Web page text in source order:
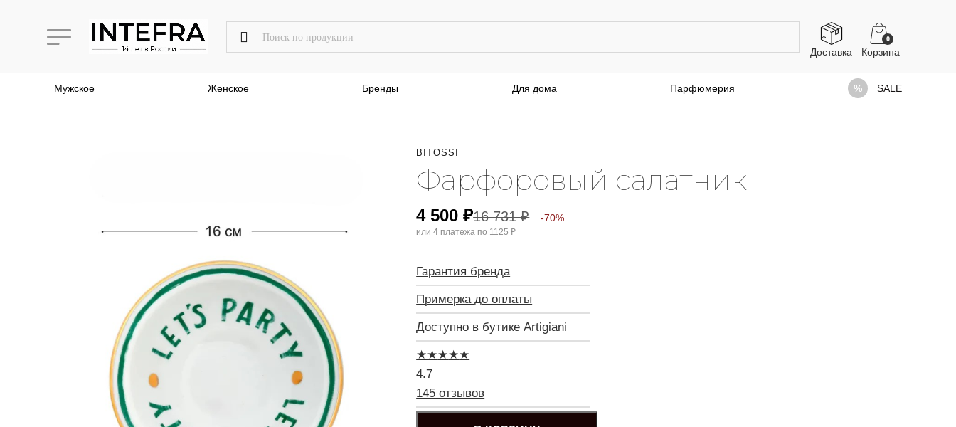
Доставка
0
Мужское Женское Бренды Для дома Парфюмерия SALE
BITOSSI
Фарфоровый салатник
4 500₽16 731₽ -70%
или 4 платежа по 1125 ₽
Гарантия бренда
Примерка до оплаты
Доступно в бутике Artigiani
★★★★★
4.7
145 отзывов